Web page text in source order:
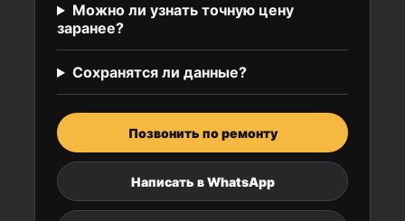
Можно ли узнать точную цену
заранее?
Сохранятся ли данные?
Позвонить по ремонту
Написать в WhatsApp